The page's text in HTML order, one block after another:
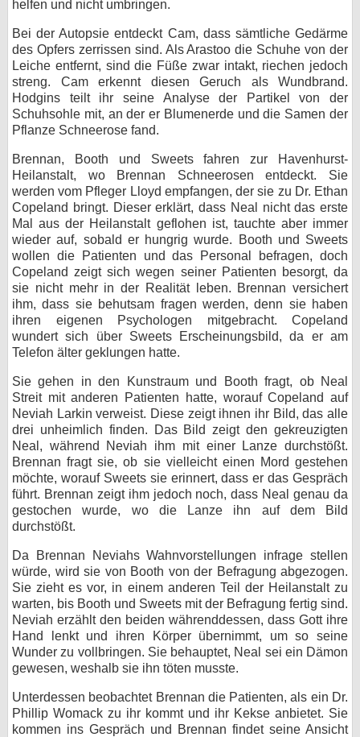
helfen und nicht umbringen.
Bei der Autopsie entdeckt Cam, dass sämtliche Gedärme
des Opfers zerrissen sind. Als Arastoo die Schuhe von der
Leiche entfernt, sind die Füße zwar intakt, riechen jedoch
streng. Cam erkennt diesen Geruch als Wundbrand.
Hodgins teilt ihr seine Analyse der Partikel von der
Schuhsohle mit, an der er Blumenerde und die Samen der
Pflanze Schneerose fand.
Brennan, Booth und Sweets fahren zur Havenhurst-
Heilanstalt, wo Brennan Schneerosen entdeckt. Sie
werden vom Pfleger Lloyd empfangen, der sie zu Dr. Ethan
Copeland bringt. Dieser erklärt, dass Neal nicht das erste
Mal aus der Heilanstalt geflohen ist, tauchte aber immer
wieder auf, sobald er hungrig wurde. Booth und Sweets
wollen die Patienten und das Personal befragen, doch
Copeland zeigt sich wegen seiner Patienten besorgt, da
sie nicht mehr in der Realität leben. Brennan versichert
ihm, dass sie behutsam fragen werden, denn sie haben
ihren eigenen Psychologen mitgebracht. Copeland
wundert sich über Sweets Erscheinungsbild, da er am
Telefon älter geklungen hatte.
Sie gehen in den Kunstraum und Booth fragt, ob Neal
Streit mit anderen Patienten hatte, worauf Copeland auf
Neviah Larkin verweist. Diese zeigt ihnen ihr Bild, das alle
drei unheimlich finden. Das Bild zeigt den gekreuzigten
Neal, während Neviah ihm mit einer Lanze durchstößt.
Brennan fragt sie, ob sie vielleicht einen Mord gestehen
möchte, worauf Sweets sie erinnert, dass er das Gespräch
führt. Brennan zeigt ihm jedoch noch, dass Neal genau da
gestochen wurde, wo die Lanze ihn auf dem Bild
durchstößt.
Da Brennan Neviahs Wahnvorstellungen infrage stellen
würde, wird sie von Booth von der Befragung abgezogen.
Sie zieht es vor, in einem anderen Teil der Heilanstalt zu
warten, bis Booth und Sweets mit der Befragung fertig sind.
Neviah erzählt den beiden währenddessen, dass Gott ihre
Hand lenkt und ihren Körper übernimmt, um so seine
Wunder zu vollbringen. Sie behauptet, Neal sei ein Dämon
gewesen, weshalb sie ihn töten musste.
Unterdessen beobachtet Brennan die Patienten, als ein Dr.
Phillip Womack zu ihr kommt und ihr Kekse anbietet. Sie
kommen ins Gespräch und Brennan findet seine Ansicht